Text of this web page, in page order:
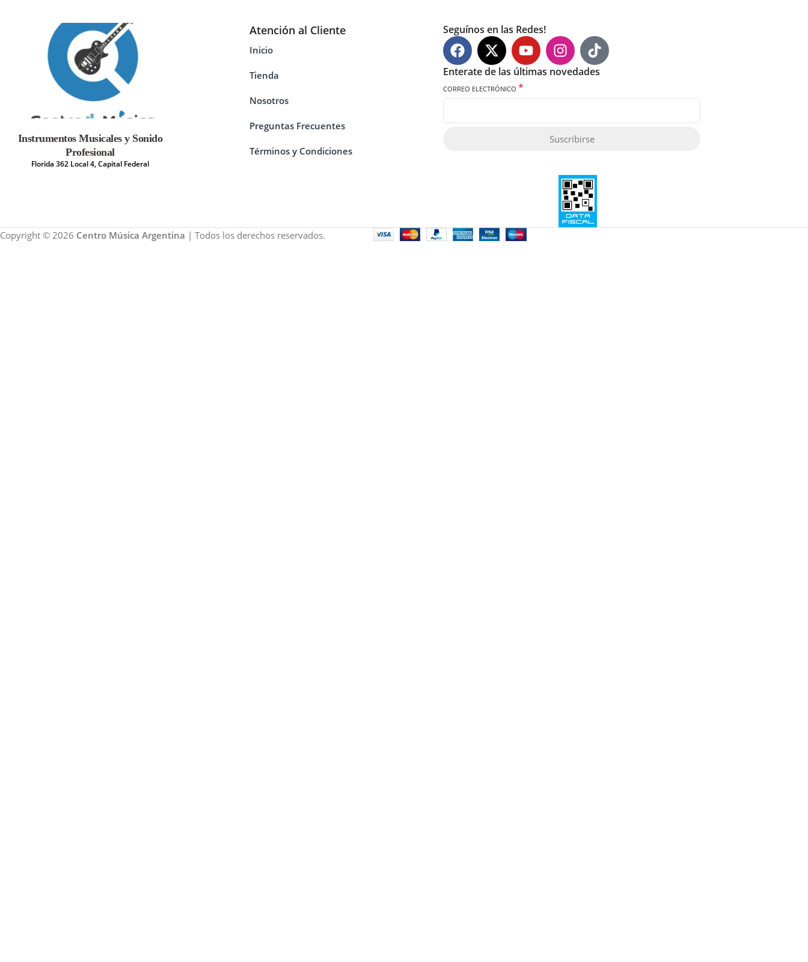
Instrumentos Musicales y Sonido
Profesional
Florida 362 Local 4, Capital Federal
Atención al Cliente
Inicio
Tienda
Nosotros
Preguntas Frecuentes
Términos y Condiciones
Seguínos en las Redes!
Enterate de las últimas novedades
CORREO ELECTRÓNICO *
Suscribirse
Copyright © 2026 Centro Música Argentina | Todos los derechos reservados.